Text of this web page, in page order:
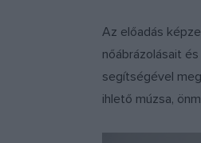
Az előadás
nőábrázolásait
segítségével
ihlető múzsa,